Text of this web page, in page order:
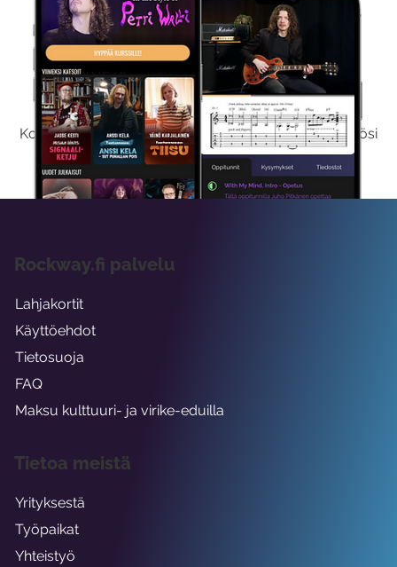
Kokeile Ilmaiseksi
Kokeilemalla ilmaiseksi saat koko sisältömme käyttöösi
viikon ajaksi.
Rockway.fi palvelu
Lahjakortit
Käyttöehdot
Tietosuoja
FAQ
Maksu kulttuuri- ja virike-eduilla
Tietoa meistä
Yrityksestä
Työpaikat
Yhteistyö